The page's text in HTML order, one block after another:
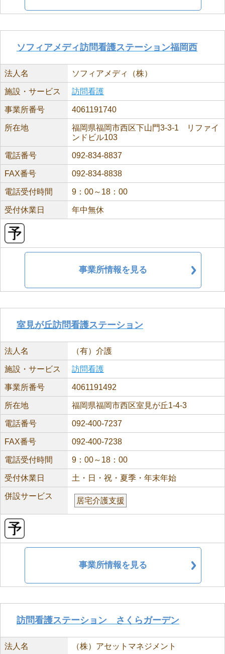
ソフィアメディ訪問看護ステーション福岡西
法人名 ソフィアメディ（株）
施設・サービス 訪問看護
事業所番号 4061191740
所在地
福岡県福岡市西区下山門3-3-1 リファイ
ンドビル103
電話番号 092-834-8837
FAX番号 092-834-8838
電話受付時間 9：00～18：00
受付休業日 年中無休
事業所情報を見る
室見が丘訪問看護ステーション
法人名 （有）介護
施設・サービス 訪問看護
事業所番号 4061191492
所在地 福岡県福岡市西区室見が丘1-4-3
電話番号 092-400-7237
FAX番号 092-400-7238
電話受付時間 9：00～18：00
受付休業日 土・日・祝・夏季・年末年始
併設サービス
居宅介護支援
事業所情報を見る
訪問看護ステーション さくらガーデン
法人名 （株）アセットマネジメント